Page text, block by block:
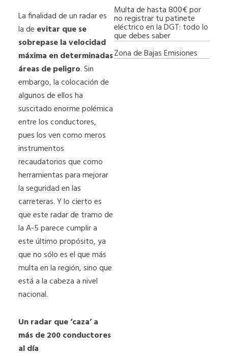
La finalidad de un radar es
la de evitar que se
sobrepase la velocidad
máxima en determinadas
áreas de peligro. Sin
embargo, la colocación de
algunos de ellos ha
suscitado enorme polémica
entre los conductores,
pues los ven como meros
instrumentos
recaudatorios que como
herramientas para mejorar
la seguridad en las
carreteras. Y lo cierto es
que este radar de tramo de
la A-5 parece cumplir a
este último propósito, ya
que no sólo es el que más
multa en la región, sino que
está a la cabeza a nivel
nacional.
Un radar que ‘caza’ a
más de 200 conductores
al día
Multa de hasta 800€ por
no registrar tu patinete
eléctrico en la DGT: todo lo
que debes saber
Zona de Bajas Emisiones